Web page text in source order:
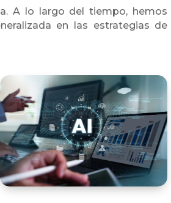
A lo largo del tiempo, hemos
en las estrategias de